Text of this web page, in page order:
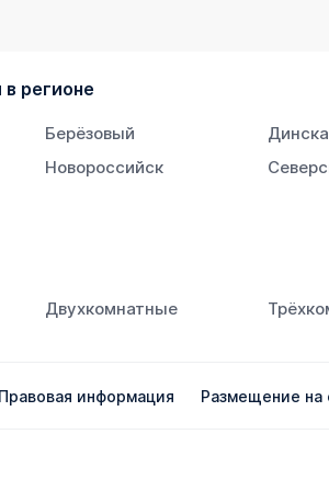
регионе
Берёзовый
Новороссийск
Двухкомнатные
Правовая информация Размещение на